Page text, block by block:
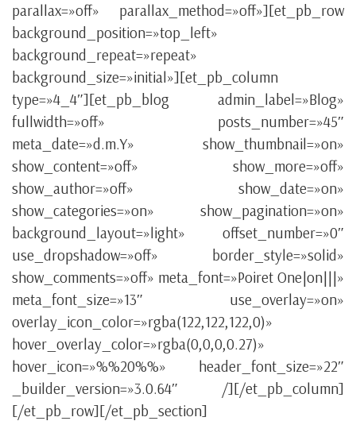
parallax=»off» parallax_method=»off»][et_pb_row
background_position=»top_left»
background_repeat=»repeat»
background_size=»initial»][et_pb_column
type=»4_4″][et_pb_blog admin_label=»Blog»
fullwidth=»off» posts_number=»45″
meta_date=»d.m.Y» show_thumbnail=»on»
show_content=»off» show_more=»off»
show_author=»off» show_date=»on»
show_categories=»on» show_pagination=»on»
background_layout=»light» offset_number=»0″
use_dropshadow=»off» border_style=»solid»
show_comments=»off» meta_font=»Poiret One|on|||»
meta_font_size=»13″ use_overlay=»on»
overlay_icon_color=»rgba(122,122,122,0)»
hover_overlay_color=»rgba(0,0,0,0.27)»
hover_icon=»%%20%%» header_font_size=»22″
_builder_version=»3.0.64″ /][/et_pb_column]
[/et_pb_row][/et_pb_section]